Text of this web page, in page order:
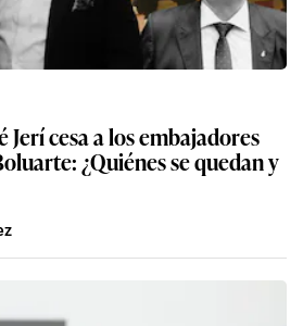
Jerí cesa a los embajadores
¿Quiénes se quedan y